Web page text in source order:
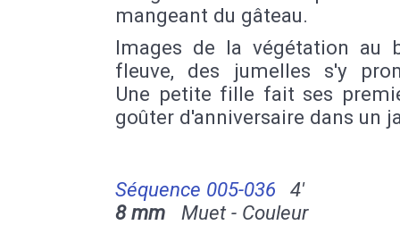
mangeant du gâteau.
Images de la végétation au
fleuve, des jumelles s'y
Une petite fille fait ses
goûter d'anniversaire dans un
Séquence 005-036
4'
8 mm Muet - Couleur